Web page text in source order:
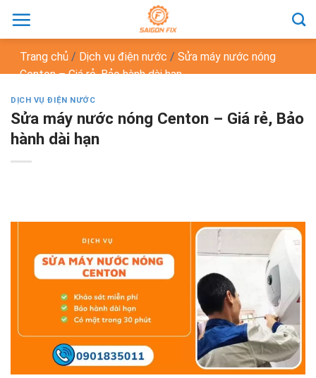
đến
dungTrang chủ / Dịch vụ điện nước / Sửa máy nước nóng
Centon – Giá rẻ, Bảo hành dài hạn
DỊCH VỤ ĐIỆN NƯỚC
Sửa máy nước nóng Centon – Giá rẻ, Bảo
hành dài hạn